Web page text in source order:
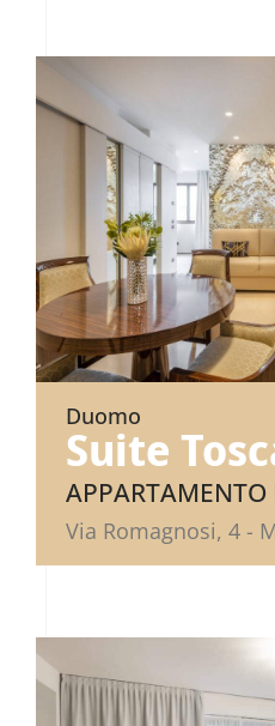
Duomo
Suite
Via Romagnosi, 4 -